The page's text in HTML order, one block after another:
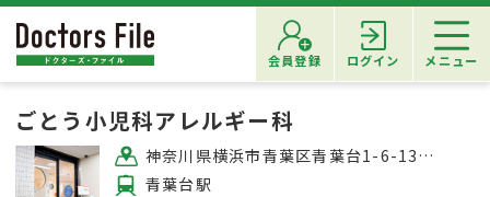
会員登録 ログイン メニュー
ごとう小児科アレルギー科
神奈川県横浜市青葉区青葉台1-6-13 ケントロンビル2F
青葉台駅